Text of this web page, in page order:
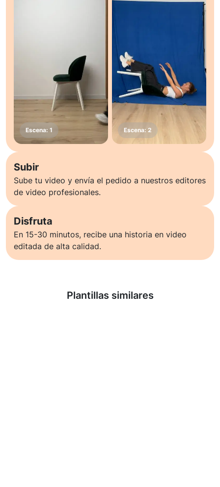
Subir
Sube tu video y envía el pedido a nuestros editores
de video profesionales.
Disfruta
En 15-30 minutos, recibe una historia en video
editada de alta calidad.
Plantillas similares
Saber más